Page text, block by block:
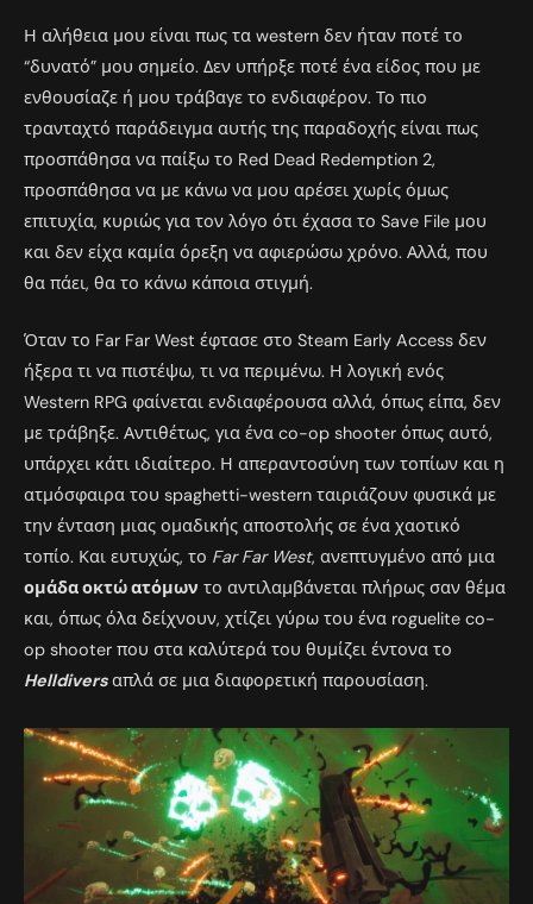
Η αλήθεια μου είναι πως τα western δεν ήταν ποτέ το
“δυνατό” μου σημείο. Δεν υπήρξε ποτέ ένα είδος που με
ενθουσίαζε ή μου τράβαγε το ενδιαφέρον. Το πιο
τρανταχτό παράδειγμα αυτής της παραδοχής είναι πως
προσπάθησα να παίξω το Red Dead Redemption 2,
προσπάθησα να με κάνω να μου αρέσει χωρίς όμως
επιτυχία, κυριώς για τον λόγο ότι έχασα το Save File μου
και δεν είχα καμία όρεξη να αφιερώσω χρόνο. Αλλά, που
θα πάει, θα το κάνω κάποια στιγμή.
Όταν το Far Far West έφτασε στο Steam Early Access δεν
ήξερα τι να πιστέψω, τι να περιμένω. Η λογική ενός
Western RPG φαίνεται ενδιαφέρουσα αλλά, όπως είπα, δεν
με τράβηξε. Αντιθέτως, για ένα co-op shooter όπως αυτό,
υπάρχει κάτι ιδιαίτερο. Η απεραντοσύνη των τοπίων και η
ατμόσφαιρα του spaghetti-western ταιριάζουν φυσικά με
την ένταση μιας ομαδικής αποστολής σε ένα χαοτικό
τοπίο. Και ευτυχώς, το Far Far West, ανεπτυγμένο από μια
ομάδα οκτώ ατόμων το αντιλαμβάνεται πλήρως σαν θέμα
και, όπως όλα δείχνουν, χτίζει γύρω του ένα roguelite co-
op shooter που στα καλύτερά του θυμίζει έντονα το
Helldiversαπλά σε μια διαφορετική παρουσίαση.